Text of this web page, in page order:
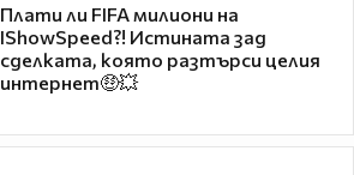
Плати ли FIFA милиони на
IShowSpeed?! Истината зад
сделката, която разтърси целия
интернет🤑💥